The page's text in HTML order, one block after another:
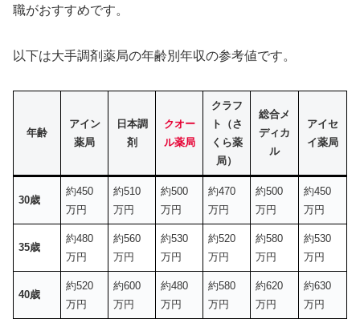
職がおすすめです。
以下は大手調剤薬局の年齢別年収の参考値です。
年齢
アイン
薬局
日本調
剤
クオー
ル薬局
クラフ
ト（さ
くら薬
局）
総合メ
ディカ
ル
アイセ
イ薬局
30歳
約450
万円
約510
万円
約500
万円
約470
万円
約500
万円
約450
万円
35歳
約480
万円
約560
万円
約530
万円
約520
万円
約580
万円
約530
万円
40歳
約520
万円
約600
万円
約480
万円
約580
万円
約620
万円
約630
万円